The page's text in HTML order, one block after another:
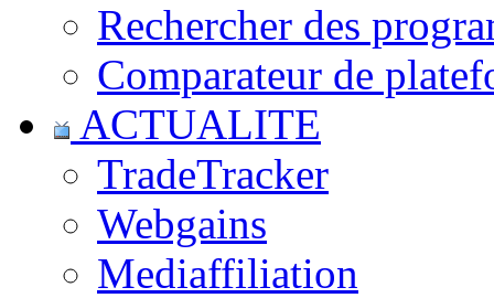
Rechercher des
Comparateur de
ACTUALITE
TradeTracker
Webgains
Mediaffiliation